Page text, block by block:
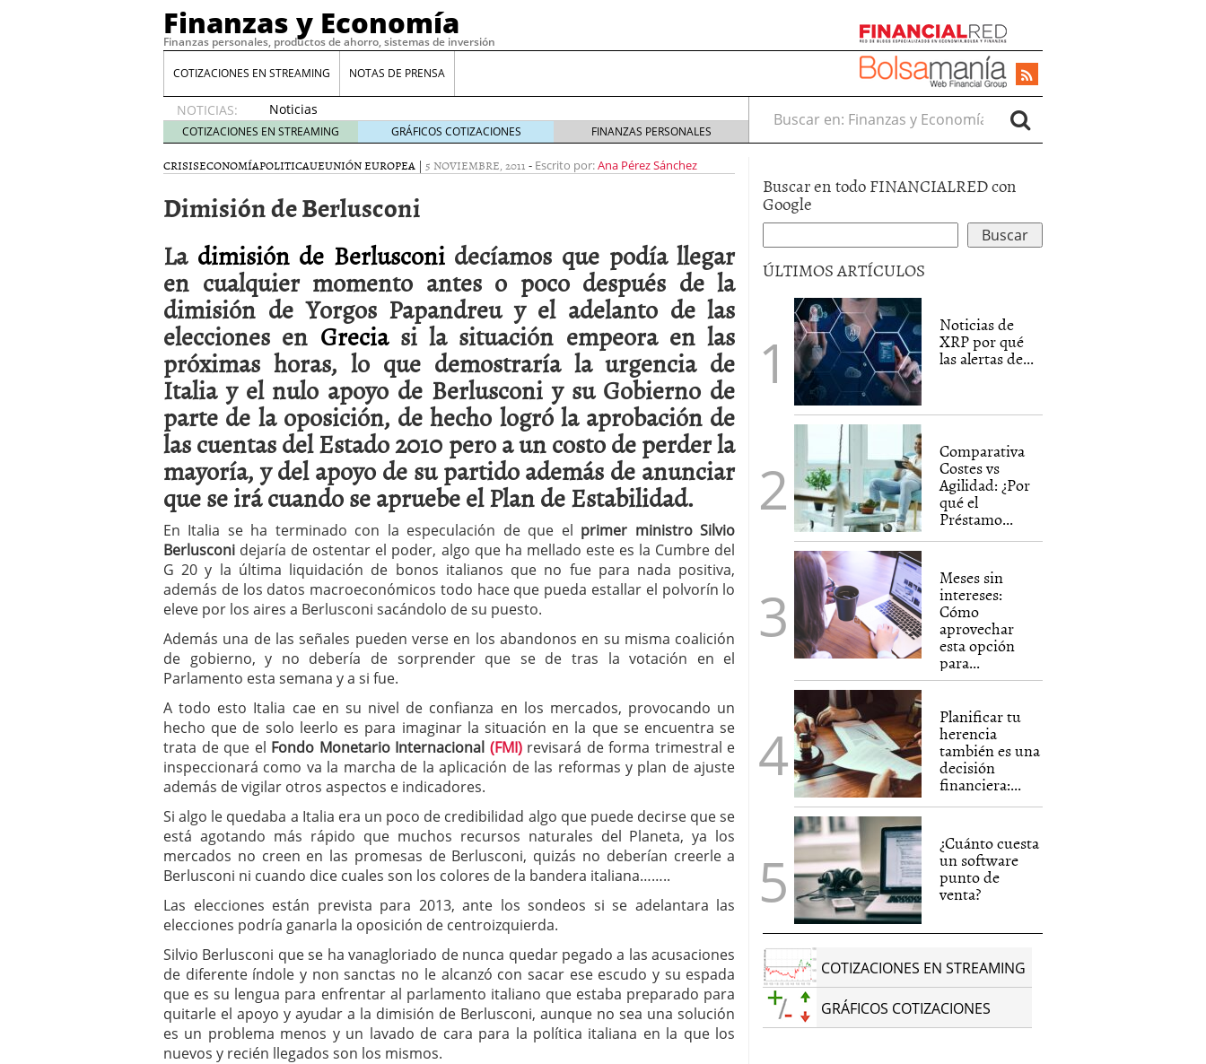
Finanzas y Economía
Finanzas personales, productos de ahorro, sistemas de inversión
COTIZACIONES EN STREAMING NOTAS DE PRENSA
NOTICIAS:
Noticias
de XRP
por qué
las
de
whales
llegar
tarde
16
de abril
de 2026
Comparativa Costes vs Agilidad: ¿Por qué el Préstamo Promotor privado
acelera la rentabilidad?
12 de diciembre de 2025
Meses sin intereses: Cómo aprovechar esta opción para gestionar tus
compras 24 de noviembre de 2025
Planificar tu herencia también es una decisión financiera: cómo anticiparte
a los costes 21 de noviembre de 2025
¿Cuánto cuesta un software punto de venta? 3 de octubre de 2025
COTIZACIONES EN STREAMING GRÁFICOS COTIZACIONES FINANZAS PERSONALES
Buscar en:
CRISISECONOMÍAPOLITICAUEUNIÓN EUROPEA | 5 NOVIEMBRE, 2011 - Escrito por:Ana Pérez Sánchez
Dimisión de Berlusconi
La dimisión de Berlusconidecíamos que podía llegar
en cualquier momento antes o poco después de la
dimisión de Yorgos Papandreu y el adelanto de las
elecciones en Greciasi la situación empeora en las
próximas horas, lo que demostraría la urgencia de
Italia y el nulo apoyo de Berlusconi y su Gobierno de
parte de la oposición, de hecho logró la aprobación de
las cuentas del Estado 2010 pero a un costo de perder la
mayoría, y del apoyo de su partido además de anunciar
que se irá cuando se apruebe el Plan de Estabilidad.
En Italia se ha terminado con la especulación de que el primer ministro Silvio
Berlusconi dejaría de ostentar el poder, algo que ha mellado este es la Cumbre del
G 20 y la última liquidación de bonos italianos que no fue para nada positiva,
además de los datos macroeconómicos todo hace que pueda estallar el polvorín lo
eleve por los aires a Berlusconi sacándolo de su puesto.
Además una de las señales pueden verse en los abandonos en su misma coalición
de gobierno, y no debería de sorprender que se de tras la votación en el
Parlamento esta semana y a si fue.
A todo esto Italia cae en su nivel de confianza en los mercados, provocando un
hecho que de solo leerlo es para imaginar la situación en la que se encuentra se
trata de que el Fondo Monetario Internacional (FMI) revisará de forma trimestral e
inspeccionará como va la marcha de la aplicación de las reformas y plan de ajuste
además de vigilar otros aspectos e indicadores.
Si algo le quedaba a Italia era un poco de credibilidad algo que puede decirse que se
está agotando más rápido que muchos recursos naturales del Planeta, ya los
mercados no creen en las promesas de Berlusconi, quizás no deberían creerle a
Berlusconi ni cuando dice cuales son los colores de la bandera italiana……..
Las elecciones están prevista para 2013, ante los sondeos si se adelantara las
elecciones podría ganarla la oposición de centroizquierda.
Silvio Berlusconi que se ha vanagloriado de nunca quedar pegado a las acusaciones
de diferente índole y non sanctas no le alcanzó con sacar ese escudo y su espada
que es su lengua para enfrentar al parlamento italiano que estaba preparado para
quitarle el apoyo y ayudar a la dimisión de Berlusconi, aunque no sea una solución
es un problema menos y un lavado de cara para la política italiana en la que los
nuevos y recién llegados son los mismos.
Buscar en todo FINANCIALRED con
Google
ÚLTIMOS ARTÍCULOS
Noticias de
XRP por qué
las alertas de...
Comparativa
Costes vs
Agilidad: ¿Por
qué el
Préstamo...
Meses sin
intereses:
Cómo
aprovechar
esta opción
para...
Planificar tu
herencia
también es una
decisión
financiera:...
¿Cuánto cuesta
un software
punto de
venta?
COTIZACIONES EN STREAMING
GRÁFICOS COTIZACIONES